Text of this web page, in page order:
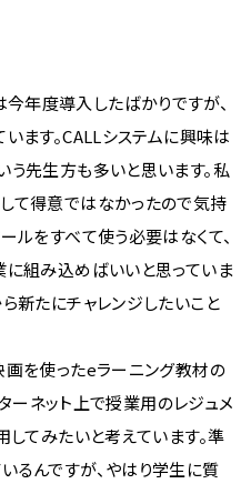
年度導入したばかりですが、
ます。CALLシステムに興味は
先生方も多いと思います。私
て得意ではなかったので気持
ルをすべて使う必要はなくて、
組み込めばいいと思っていま
新たにチャレンジしたいこと
を使ったeラーニング教材の
ーネット上で授業用のレジュメ
してみたいと考えています。準
るんですが、やはり学生に質